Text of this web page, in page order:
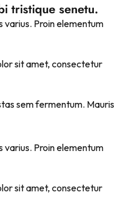
tristique senetu.
varius. Proin elementum
sit amet, consectetur
sem fermentum. Mauris
varius. Proin elementum
sit amet, consectetur